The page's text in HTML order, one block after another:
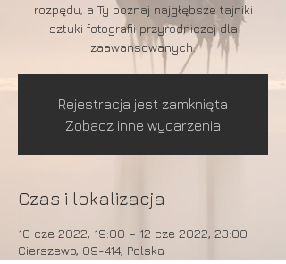
rozpędu, a Ty poznaj najgłębsze tajniki
sztuki fotografii przyrodniczej dla
zaawansowanych.
Rejestracja jest zamknięta
Zobacz inne wydarzenia
Czas i lokalizacja
10 cze 2022, 19:00 – 12 cze 2022, 23:00
Cierszewo, 09-414, Polska